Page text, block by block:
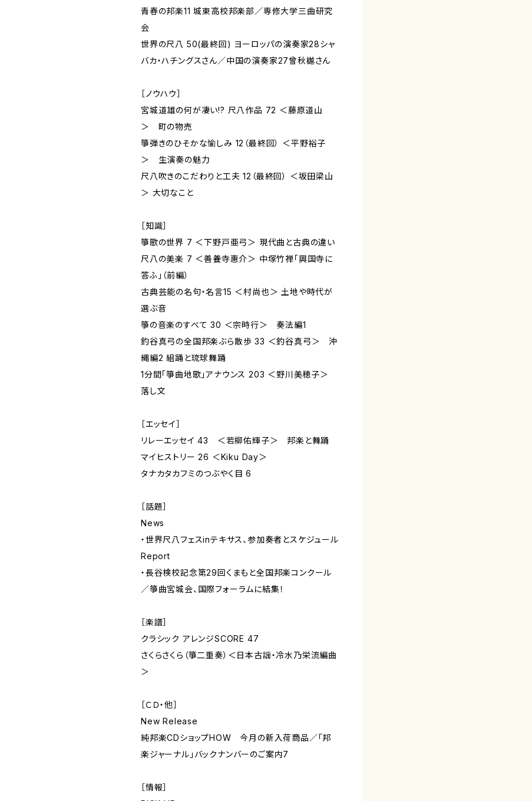
青春の邦楽11 城東高校邦楽部／専修大学三曲研究
会
世界の尺八 50(最終回) ヨーロッパの演奏家28シャ
バカ・ハチングスさん／中国の演奏家27曾秋樾さん
［ノウハウ］
宮城道雄の何が凄い!? 尺八作品 72 ＜藤原道山
＞ 町の物売
箏弾きのひそかな愉しみ 12（最終回） ＜平野裕子
＞ 生演奏の魅力
尺八吹きのこだわりと工夫 12（最終回） ＜坂田梁山
＞ 大切なこと
［知識］
箏歌の世界 7 ＜下野戸亜弓＞ 現代曲と古典の違い
尺八の美楽 7 ＜善養寺惠介＞ 中塚竹禅「興国寺に
答ふ」（前編）
古典芸能の名句・名言15 ＜村尚也＞ 土地や時代が
選ぶ音
箏の音楽のすべて 30 ＜宗時行＞ 奏法編1
釣谷真弓の全国邦楽ぶら散歩 33 ＜釣谷真弓＞ 沖
縄編2 組踊と琉球舞踊
1分間「箏曲地歌」アナウンス 203 ＜野川美穂子＞
落し文
［エッセイ］
リレーエッセイ 43 ＜若柳佑輝子＞ 邦楽と舞踊
マイヒストリー 26 ＜Kiku Day＞
タナカタカフミのつぶやく目 6
［話題］
News
・世界尺八フェスinテキサス、参加奏者とスケジュール
Report
・長谷検校記念第29回くまもと全国邦楽コンクール
／箏曲宮城会、国際フォーラムに結集！
［楽譜］
クラシック アレンジSCORE 47
さくらさくら（箏二重奏）＜日本古謡・冷水乃栄流編曲
＞
［ＣＤ・他］
New Release
純邦楽CDショップHOW 今月の新入荷商品／「邦
楽ジャーナル」バックナンバーのご案内7
［情報］